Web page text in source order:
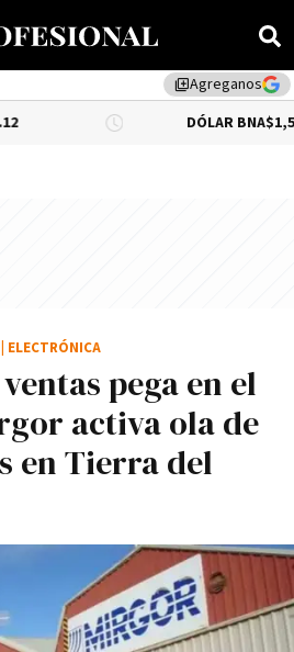
library_addAgreganos
DÓLAR BNA $1,520.00
pega en el
activa ola de
en Tierra del
ELECTRÓNICA